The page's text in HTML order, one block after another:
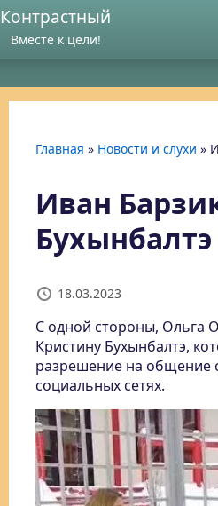
Контрастный
Вместе к цели!
Главная » Новости и слухи »
Иван
18.03.2023
С одной стороны, Ольга
Кристину Бухынбалтэ,
разрешение на общение
социальных сетях.